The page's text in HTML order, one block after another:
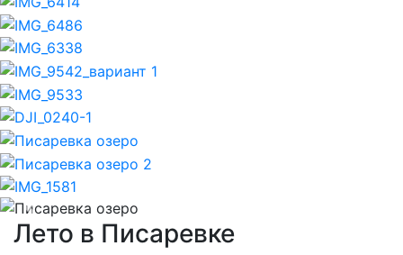
Previous
Лето в Писаревке